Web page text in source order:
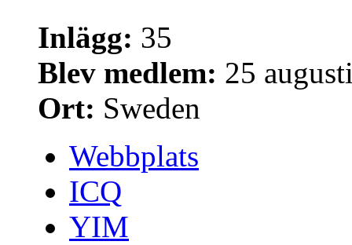
Inlägg: 35
Blev medlem: 25
Ort: Sweden
Webbplats
ICQ
YIM